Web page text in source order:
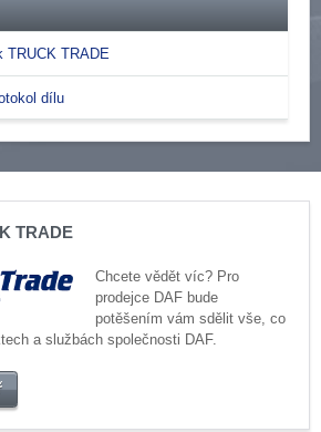
TRUCK TRADE
dílu
TRADE
Chcete vědět víc? Pro
prodejce DAF bude
potěšením vám sdělit vše, co
a službách společnosti DAF.